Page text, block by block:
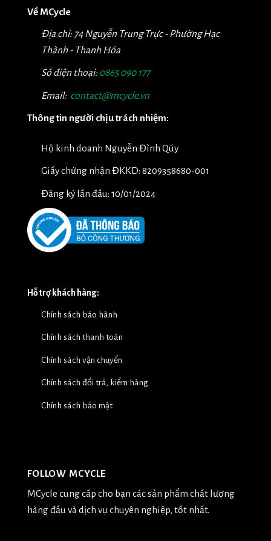
Về MCycle
Địa chỉ: 74 Nguyễn Trung Trực - Phường Hạc
Thành - Thanh Hóa
Số điện thoại: 0865 090 177
Email: contact@mcycle.vn
Thông tin người chịu trách nhiệm:
Hộ kinh doanh Nguyễn Đình Qúy
Giấy chứng nhận ĐKKD: 8209358680-001
Đăng ký lần đầu: 10/01/2024
Hỗ trợ khách hàng:
Chính sách bảo hành
Chính sách thanh toán
Chính sách vận chuyển
Chính sách đổi trả, kiểm hàng
Chính sách bảo mật
FOLLOW MCYCLE
MCycle cung cấp cho bạn các sản phẩm chất lượng
hàng đầu và dịch vụ chuyên nghiệp, tốt nhất.